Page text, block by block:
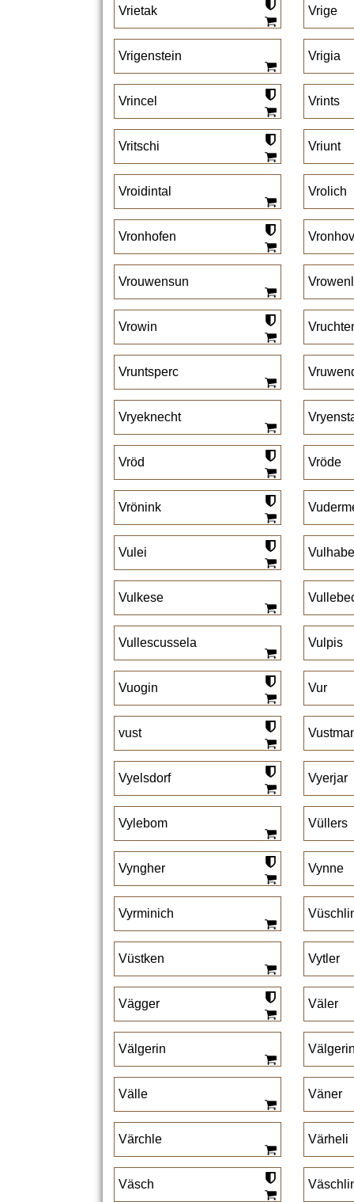
Vrietak Vrige
Vrigenstein Vrigia
Vrincel Vrints
Vritschi Vriunt
Vroidintal Vrolich
Vronhofen
Vrouwensun
Vrowin
Vruntsperc
Vryeknecht
Vröd Vröde
Vrönink
Vulei
Vulkese
Vullescussela Vulpis
Vuogin Vur
vust
Vyelsdorf Vyerjar
Vylebom Vüllers
Vyngher Vynne
Vyrminich
Vüstken Vytler
Vägger Väler
Välgerin
Välle Väner
Värchle Värheli
Väsch